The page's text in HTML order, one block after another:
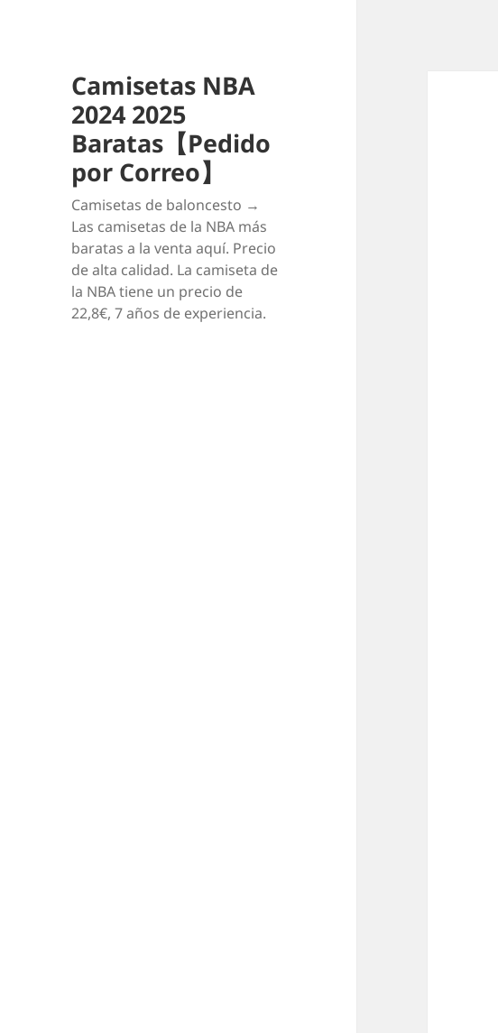
Camisetas NBA
2024 2025
Baratas【Pedido
por Correo】
Camisetas de baloncesto →
Las camisetas de la NBA más
baratas a la venta aquí. Precio
de alta calidad. La camiseta de
la NBA tiene un precio de
22,8€, 7 años de experiencia.